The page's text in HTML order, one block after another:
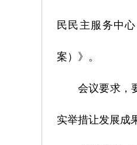
民民主服务中
案）》。
会议要求，
实举措让发展成